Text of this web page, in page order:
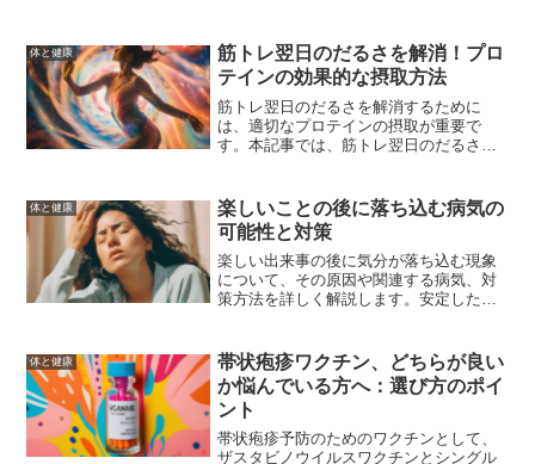
慣の改善について詳しく解説します。
体と健康
筋トレ翌日のだるさを解消！プロ
テインの効果的な摂取方法
筋トレ翌日のだるさを解消するために
は、適切なプロテインの摂取が重要で
す。本記事では、筋トレ翌日のだるさの
体と健康
楽しいことの後に落ち込む病気の
可能性と対策
楽しい出来事の後に気分が落ち込む現象
について、その原因や関連する病気、対
策方法を詳しく解説します。安定したメ
体と健康
帯状疱疹ワクチン、どちらが良い
か悩んでいる方へ：選び方のポイ
ント
帯状疱疹予防のためのワクチンとして、
ザスタビノウイルスワクチンとシングル